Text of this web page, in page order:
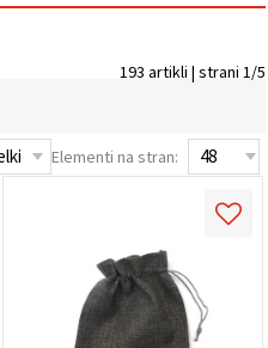
193 artikli | strani 1/5
Elementi na stran: